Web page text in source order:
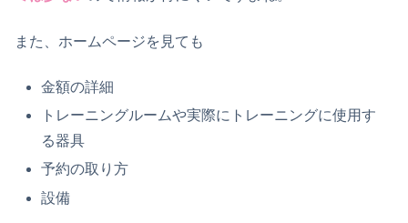
また、ホームページを見ても
金額の詳細
トレーニングルームや実際にトレーニングに使用す
る器具
予約の取り方
設備